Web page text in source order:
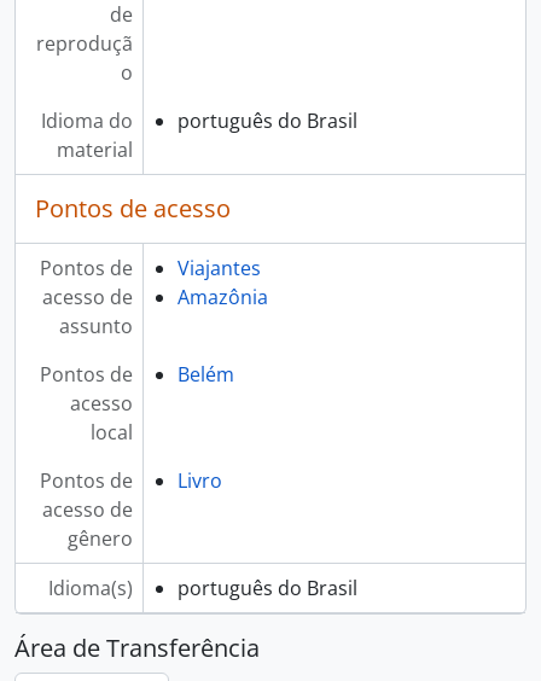
de
reproduçã
o
Idioma do
material
português do Brasil
Pontos de acesso
Pontos de
acesso de
assunto
Viajantes
Amazônia
Pontos de
acesso
local
Belém
Pontos de
acesso de
gênero
Livro
Idioma(s) português do Brasil
Área de Transferência